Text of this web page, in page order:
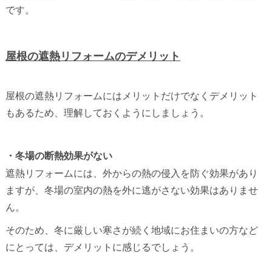
です。
屋根の遮熱リフォームのデメリット
屋根の遮熱リフォームにはメリットだけでなくデメリット
もあるため、理解しておくようにしましょう。
・冬場の断熱効果がない
遮熱リフォームには、外からの熱の侵入を防ぐ効果があり
ますが、冬場の室内の熱を外に逃がさない効果はありませ
ん。
そのため、冬に厳しい寒さが続く地域にお住まいの方など
にとっては、デメリットに感じるでしょう。